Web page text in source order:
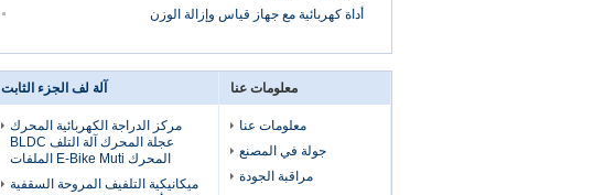
أداة كهربائية مع جهاز قياس وإزالة الوزن
معلومات عنا
معلومات عنا
جولة في المصنع
مراقبة الجودة
آلة لف الجزء الثابت
مركز الدراجة الكهربائية المحرك
عجلة المحرك آلة التلف BLDC
المحرك E-Bike Muti الملفات
ميكانيكية التلفيف المروحة السقفية